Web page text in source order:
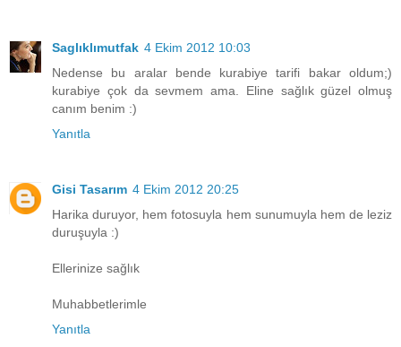
Saglıklımutfak 4 Ekim 2012 10:03
Nedense bu aralar bende kurabiye tarifi bakar oldum;)
kurabiye çok da sevmem ama. Eline sağlık güzel olmuş
canım benim :)
Yanıtla
Gisi Tasarım 4 Ekim 2012 20:25
Harika duruyor, hem fotosuyla hem sunumuyla hem de leziz
duruşuyla :)
Ellerinize sağlık
Muhabbetlerimle
Yanıtla